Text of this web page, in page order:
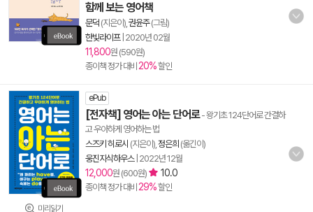
함께 보는 영어책
문덕 (지은이), 권윤주(그림)
한빛라이프| 2020년 02월
11,800원 (590원)
종이책 정가 대비 20%할인
미리읽기
ePub
[전자책] 영어는 아는 단어로- 왕기초 124단어로 간결하
고 우아하게 영어하는 법
스즈키 히로시 (지은이), 정은희 (옮긴이)
웅진지식하우스| 2022년 12월
12,000원 (600원) 10.0
종이책 정가 대비 29%할인